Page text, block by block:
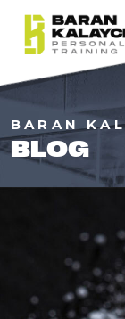
BARAN
BLOG